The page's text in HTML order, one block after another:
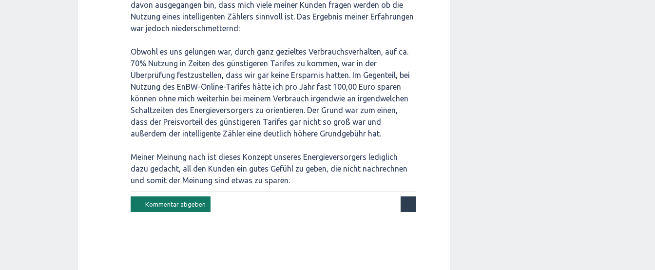
davon ausgegangen bin, dass mich viele meiner Kunden fragen werden ob die
Nutzung eines intelligenten Zählers sinnvoll ist. Das Ergebnis meiner Erfahrungen
war jedoch niederschmetternd:
Obwohl es uns gelungen war, durch ganz gezieltes Verbrauchsverhalten, auf ca.
70% Nutzung in Zeiten des günstigeren Tarifes zu kommen, war in der
Überprüfung festzustellen, dass wir gar keine Ersparnis hatten. Im Gegenteil, bei
Nutzung des EnBW-Online-Tarifes hätte ich pro Jahr fast 100,00 Euro sparen
können ohne mich weiterhin bei meinem Verbrauch irgendwie an irgendwelchen
Schaltzeiten des Energieversorgers zu orientieren. Der Grund war zum einen,
dass der Preisvorteil des günstigeren Tarifes gar nicht so groß war und
außerdem der intelligente Zähler eine deutlich höhere Grundgebühr hat.
Meiner Meinung nach ist dieses Konzept unseres Energieversorgers lediglich
dazu gedacht, all den Kunden ein gutes Gefühl zu geben, die nicht nachrechnen
und somit der Meinung sind etwas zu sparen.